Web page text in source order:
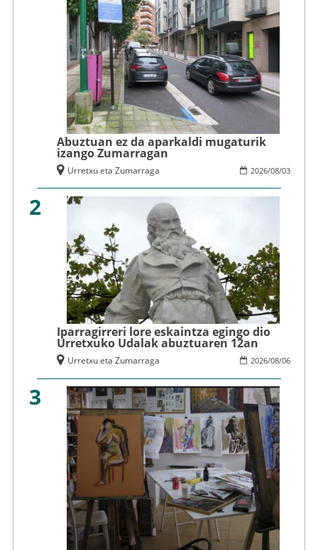
Abuztuan ez da aparkaldi mugaturik
izango Zumarragan
2026/08/03
Urretxu eta Zumarraga
2
Iparragirreri lore eskaintza egingo dio
Urretxuko Udalak abuztuaren 12an
2026/08/06
Urretxu eta Zumarraga
3